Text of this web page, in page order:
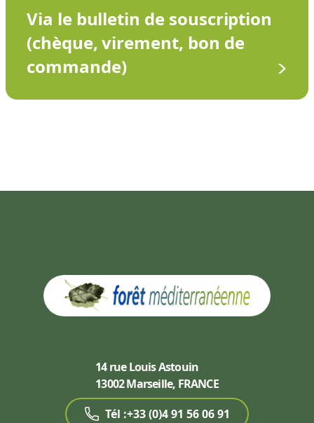
Via le bulletin de souscription
(chèque, virement, bon de
commande)
14 rue Louis Astouin
13002 Marseille, FRANCE
Tél :+33 (0)4 91 56 06 91